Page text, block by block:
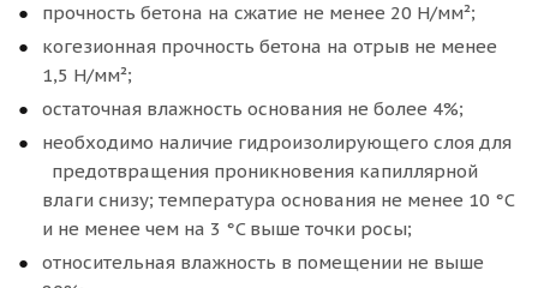
прочность бетона на сжатие не менее 20 Н/мм²;
когезионная прочность бетона на отрыв не менее
1,5 Н/мм²;
остаточная влажность основания не более 4%;
необходимо наличие гидроизолирующего слоя для
предотвращения проникновения капиллярной
влаги снизу; температура основания не менее 10 °C
и не менее чем на 3 °C выше точки росы;
относительная влажность в помещении не выше